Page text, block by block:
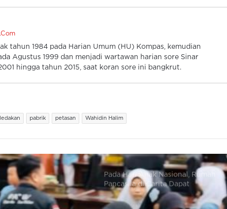
tahun 1984 pada Harian Umum (HU) Kompas, kemudian
Agustus 1999 dan menjadi wartawan harian sore Sinar
hingga tahun 2015, saat koran sore ini bangkrut.
ledakan pabrik petasan Wahidin Halim
Soal Kolaborasi Seluruh Pilar Sosial
Pusat Budaya Banten Gelar
Pancasila di Carita Dapat
Ministry
Peringati HAN, Ananda Trianh
Salichan Ajak Wujudkan
Lingkungan Ramah Anak